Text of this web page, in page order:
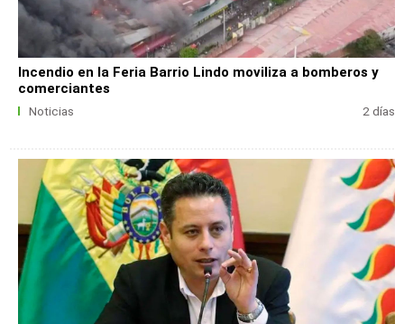
Incendio en la Feria Barrio Lindo moviliza a bomberos y
comerciantes
Noticias 2 días